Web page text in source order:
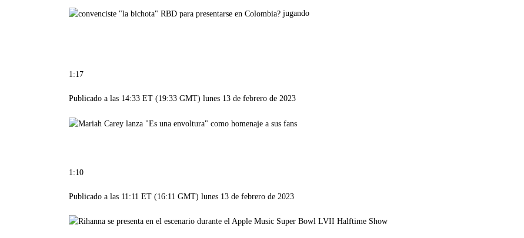
jugando
1:17
Publicado a las 14:33 ET (19:33 GMT) lunes 13 de febrero de 2023
1:10
Publicado a las 11:11 ET (16:11 GMT) lunes 13 de febrero de 2023